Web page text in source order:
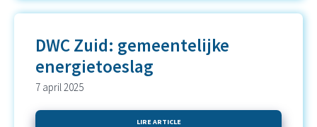
DWC Zuid: gemeentelijke
energietoeslag
7 april 2025
LIRE ARTICLE